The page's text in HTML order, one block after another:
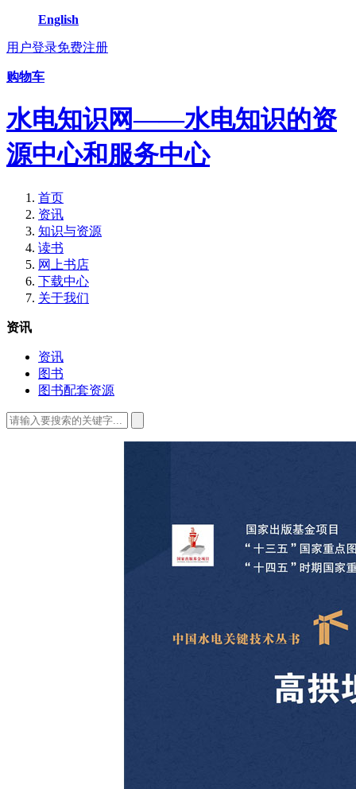
English
用户登录免费注册
购物车
水电知识网——水电知识的资
源中心和服务中心
首页
资讯
知识与资源
读书
网上书店
下载中心
关于我们
资讯
资讯
图书
图书配套资源